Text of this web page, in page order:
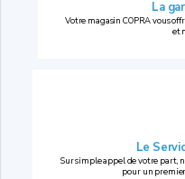
La
Votre magasin COPRA vous
et
Le
Sur simple appel de votre part,
pour un